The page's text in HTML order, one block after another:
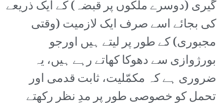
گیری (دوسرے ملکوں پر قبضہ) کے ایک ذریعے
کی بجائے اسے صرف ایک لازمیت (وقتی
مجبوری) کے طور پر لیتے ہیں اورجو
بورژوازی سے دھوکا کھاتے رہے ہیں، یہ
ضروری ہے کہ مکمّلیت، ثابت قدمی اور
تحمل کو خصوصی طور پر مدِ نظر رکھتے